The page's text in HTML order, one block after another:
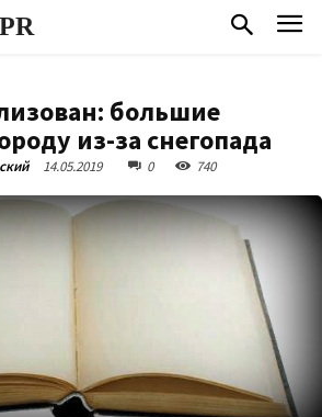
большие
из-за снегопада
14.05.2019 0 740